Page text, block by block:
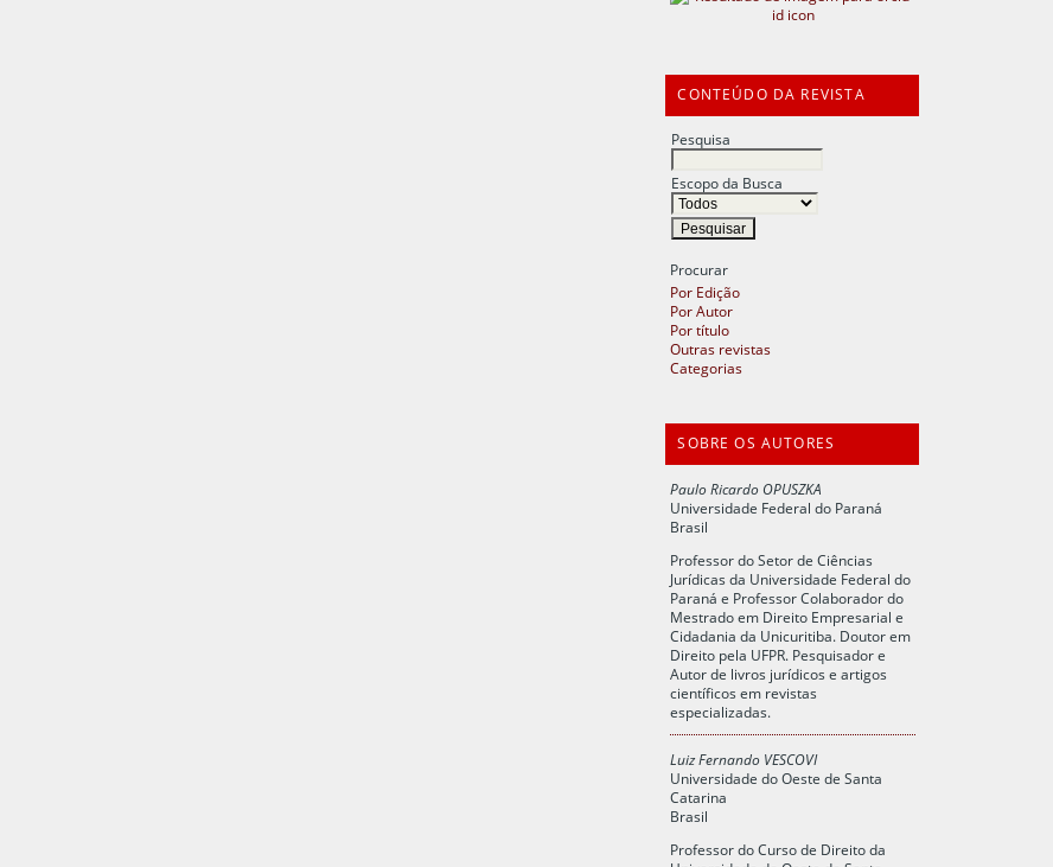
CONTEÚDO DA REVISTA
Pesquisa
Escopo da Busca
Procurar
Por Edição
Por Autor
Por título
Outras revistas
Categorias
SOBRE OS AUTORES
Paulo Ricardo OPUSZKA
Universidade Federal do Paraná
Brasil
Professor do Setor de Ciências
Jurídicas da Universidade Federal do
Paraná e Professor Colaborador do
Mestrado em Direito Empresarial e
Cidadania da Unicuritiba. Doutor em
Direito pela UFPR. Pesquisador e
Autor de livros jurídicos e artigos
científicos em revistas
especializadas.
Luiz Fernando VESCOVI
Universidade do Oeste de Santa
Catarina
Brasil
Professor do Curso de Direito da